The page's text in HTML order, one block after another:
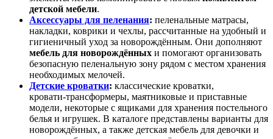
детской мебели.
Аксессуары для пеленания: пеленальные матрасы,
накладки, коврики и чехлы, рассчитанные на удобный и
гигиеничный уход за новорождённым. Они дополняют
мебель для новорождённых и помогают организовать
безопасную пеленальную зону рядом с местом хранения
необходимых мелочей.
Детские кроватки: классические кроватки,
кровати‑трансформеры, маятниковые и приставные
модели, некоторые с ящиками для хранения постельного
белья и игрушек. В каталоге представлены варианты для
новорождённых, а также детская мебель для девочки и